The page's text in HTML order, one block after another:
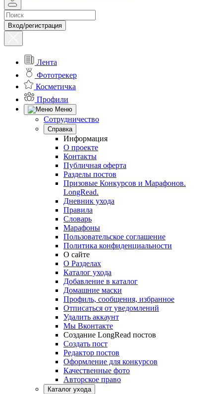
Вход/регистрация
Лента
Фототрекер
Косметичка
Профили
Меню
Сотрудничество
Справка
Информация
О проекте
Контакты
Публичная оферта
Разделы постов
Призовые Конкурсов и Марафонов.
LongRead.
Дневник ухода
Правила
Словарь
Марафоны
Пользовательское соглашение
Политика конфиденциальности
О сайте
О Разделах
Каталог ухода
Добавление в каталог
Домашние маски
Профиль, сообщения, избранное
Отписаться от уведомлений
Удалить аккаунт
Мы Вконтакте
Создание LongRead постов
Создать пост
Редактор постов
Оформление для конкурсов
Качественные фото
Авторское право
Каталог ухода